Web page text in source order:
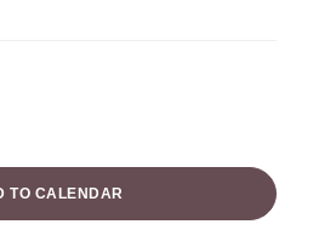
TO CALENDAR